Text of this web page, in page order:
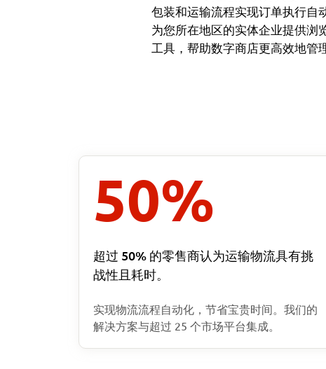
包装和运输流程实现订单执行自
为您所在地区的实体企业提供浏
工具，帮助数字商店更高效地管
50%
超过 50% 的零售商认为运输物流具有挑
战性且耗时。
实现物流流程自动化，节省宝贵时间。我们的
解决方案与超过 25 个市场平台集成。